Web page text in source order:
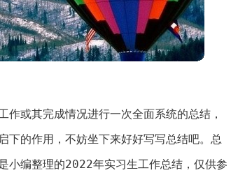
作或其完成情况进行一次全面系统的总结，
下的作用，不妨坐下来好好写写总结吧。总
小编整理的2022年实习生工作总结，仅供参